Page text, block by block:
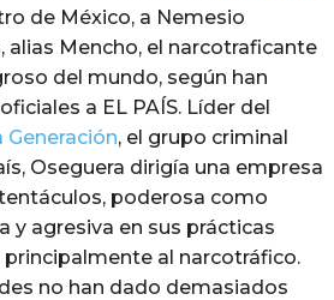
de México, a Nemesio
alias Mencho, el narcotraficante
del mundo, según han
a EL PAÍS. Líder del
Generación, el grupo criminal
Oseguera dirigía una empresa
poderosa como
y agresiva en sus prácticas
al narcotráfico.
no han dado demasiados